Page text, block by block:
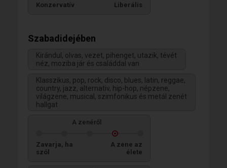
Konzervatív Liberális
Szabadidejében
Kirándul, olvas, vezet, pihenget, utazik, tévét
néz, moziba jár és családdal van
Klasszikus, pop, rock, disco, blues, latin, reggae,
country, jazz, alternativ, hip-hop, népzene,
világzene, musical, szimfonikus és metál zenét
hallgat
A zenéről
Zavarja, ha
szól
A zene az
élete